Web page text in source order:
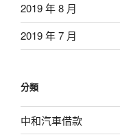
2019 年 8 月
2019 年 7 月
分類
中和汽車借款